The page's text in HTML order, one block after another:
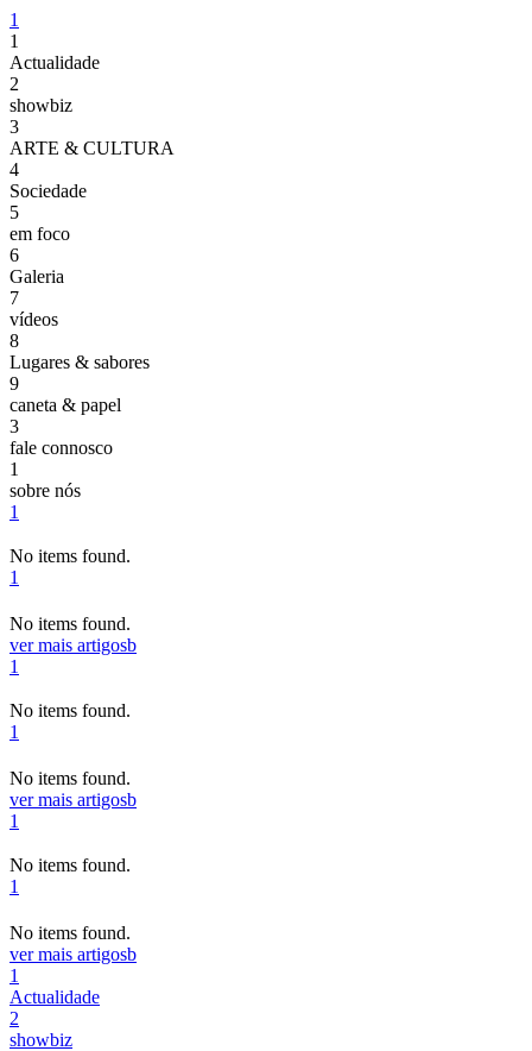
1
1
Actualidade
2
showbiz
3
ARTE & CULTURA
4
Sociedade
5
em foco
6
Galeria
7
vídeos
8
Lugares & sabores
9
caneta & papel
3
fale connosco
1
sobre nós
1
No items found.
1
No items found.
ver mais artigosb
1
No items found.
1
No items found.
ver mais artigosb
1
No items found.
1
No items found.
ver mais artigosb
1
Actualidade
2
showbiz